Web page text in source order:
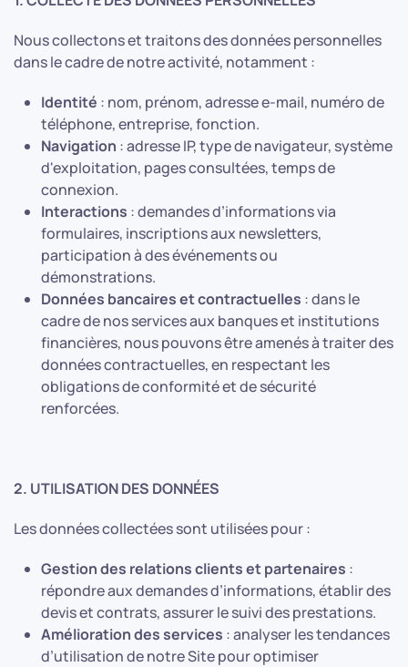
Nous collectons et traitons des données personnelles
dans le cadre de notre activité, notamment :
Identité : nom, prénom, adresse e-mail, numéro de
téléphone, entreprise, fonction.
Navigation : adresse IP, type de navigateur, système
d'exploitation, pages consultées, temps de
connexion.
Interactions : demandes d’informations via
formulaires, inscriptions aux newsletters,
participation à des événements ou
démonstrations.
Données bancaires et contractuelles : dans le
cadre de nos services aux banques et institutions
financières, nous pouvons être amenés à traiter des
données contractuelles, en respectant les
obligations de conformité et de sécurité
renforcées.
2. UTILISATION DES DONNÉES
Les données collectées sont utilisées pour :
Gestion des relations clients et partenaires :
répondre aux demandes d’informations, établir des
devis et contrats, assurer le suivi des prestations.
Amélioration des services : analyser les tendances
d’utilisation de notre Site pour optimiser